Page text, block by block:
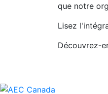
que notre
Lisez
Découvrez-